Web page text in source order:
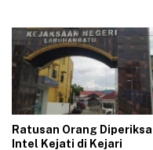
dan Rumah Karyawan
Ratusan Orang Diperiksa
Intel Kejati di Kejari